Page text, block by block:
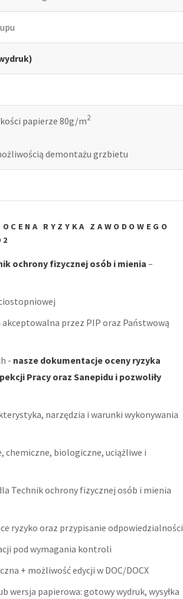
papierze 80g/m2
demontażu grzbietu
RYZYKA ZAWODOWEGO
ochrony fizycznej osób i mienia –
przez PIP oraz Państwową
- nasze dokumentacje oceny ryzyka
Pracy oraz Sanepidu i pozwoliły
narzędzia i warunki wykonywania
chemiczne, biologiczne, uciążliwe i
Technik ochrony fizycznej osób i mienia
ryzyko oraz przypisanie odpowiedzialności
pod wymagania kontroli
+ możliwość edycji w DOC/DOCX
wersja papierowa: gotowy wydruk, wysyłka